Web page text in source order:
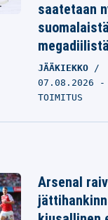
saatetaan
megadiilistä
JÄÄKIEKKO
07.08.2026 -
TOIMITUS
Arsenal